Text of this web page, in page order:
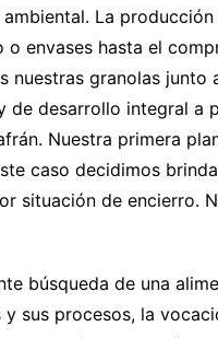
La
o envases hasta el
nuestras granolas
de desarrollo integral a
Nuestra primera
caso decidimos
situación de encierro.
búsqueda de una
sus procesos, la